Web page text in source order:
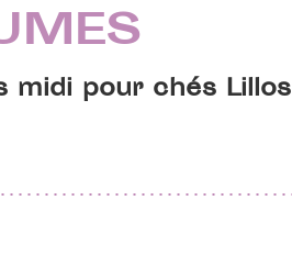
midi pour chés Lillos